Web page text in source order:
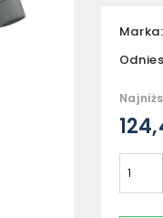
Marka: